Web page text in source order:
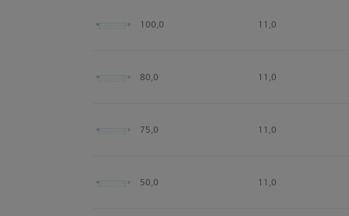
100,0 11,0
80,0 11,0
75,0 11,0
50,0 11,0